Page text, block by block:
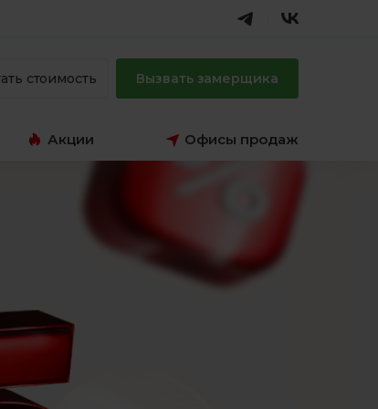
стоимость Вызвать замерщика
Акции Офисы продаж